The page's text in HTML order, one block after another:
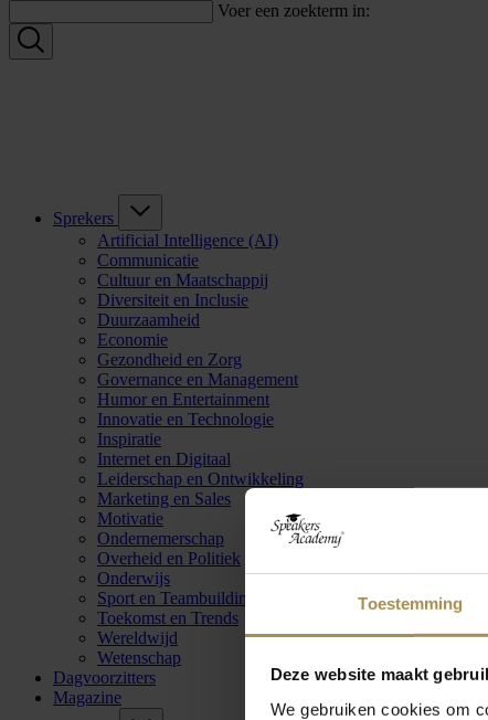
Toestemming
Deze website maakt
We gebruiken cookies om
Voer een zoekterm in:
Sprekers
Artificial Intelligence (AI)
Communicatie
Cultuur en Maatschappij
Diversiteit en Inclusie
Duurzaamheid
Economie
Gezondheid en Zorg
Governance en Management
Humor en Entertainment
Innovatie en Technologie
Inspiratie
Internet en Digitaal
Leiderschap en Ontwikkeling
Marketing en Sales
Motivatie
Ondernemerschap
Overheid en Politiek
Onderwijs
Sport en Teambuilding
Toekomst en Trends
Wereldwijd
Wetenschap
Dagvoorzitters
Magazine